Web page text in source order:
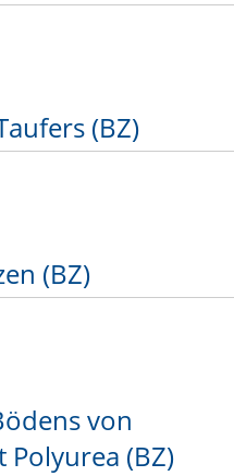
(BZ)
(BZ)
von
(BZ)